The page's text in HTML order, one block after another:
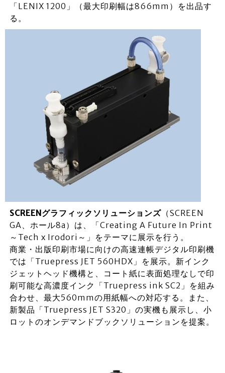
「LENIX 1200」（最大印刷幅は866mm）を出品す
る。
SCREENグラフィックソリューションズ（SCREEN
GA、ホール8a）は、「Creating A Future In Print
～Tech x Irodori～」をテーマに展示を行う。
商業・出版印刷市場に向けの高速連帳デジタル印刷機
では「Truepress JET 560HDX」を展示。新インク
ジェットヘッド機構と、コート紙に表面処理なしで印
刷可能な高濃度インク「Truepress ink SC2」を組み
合わせ、最大560mmの用紙幅への対応する。また、
新製品「Truepress JET S320」の実機も展示し、小
ロットのオンデマンドブックソリューションを提案。